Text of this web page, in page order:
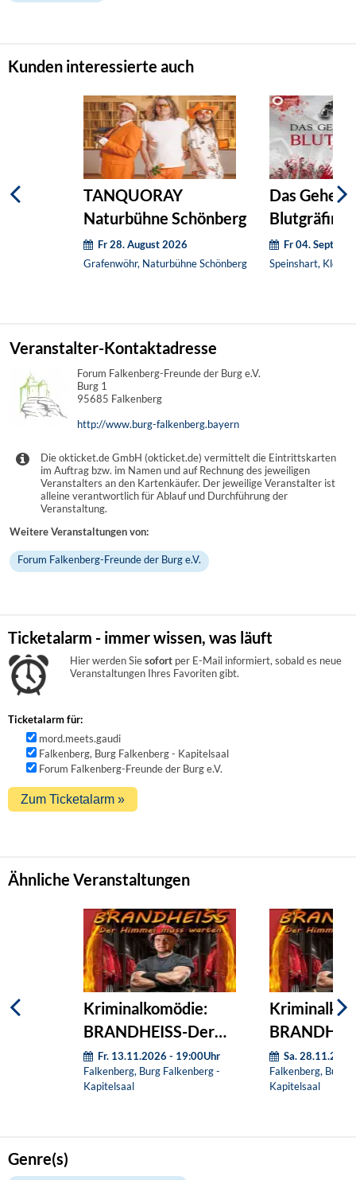
Kunden interessierte auch
TANQUORAY
Naturbühne Schönberg
Fr 28. August 2026
Grafenwöhr, Naturbühne Schönberg
Das
Blutgräfin
Killer)
Fr 04.
Speinshart,
Veranstalter-Kontaktadresse
Forum Falkenberg-Freunde der Burg e.V.
Burg 1
95685 Falkenberg
http://www.burg-falkenberg.bayern
Die okticket.de GmbH (okticket.de) vermittelt die Eintrittskarten
im Auftrag bzw. im Namen und auf Rechnung des jeweiligen
Veranstalters an den Kartenkäufer. Der jeweilige Veranstalter ist
alleine verantwortlich für Ablauf und Durchführung der
Veranstaltung.
Weitere Veranstaltungen von:
Forum Falkenberg-Freunde der Burg e.V.
Ticketalarm - immer wissen, was läuft
Hier werden Siesofort per E-Mail informiert, sobald es neue
Veranstaltungen Ihres Favoriten gibt.
Ticketalarm für:
mord.meets.gaudi
Falkenberg, Burg Falkenberg - Kapitelsaal
Forum Falkenberg-Freunde der Burg e.V.
Ähnliche Veranstaltungen
Kriminalkomödie:
BRANDHEISS-Der
Himmel muss warten
Fr. 13.11.2026 - 19:00Uhr
Falkenberg, Burg Falkenberg -
Kapitelsaal
Himmel
Sa.
Falkenberg, Burg
Kapitelsaal
Genre(s)